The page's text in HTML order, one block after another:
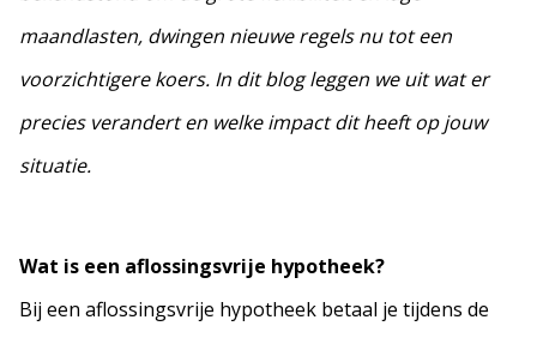
maandlasten, dwingen nieuwe regels nu tot een
voorzichtigere koers. In dit blog leggen we uit wat er
precies verandert en welke impact dit heeft op jouw
situatie.
Wat is een aflossingsvrije hypotheek?
Bij een aflossingsvrije hypotheek betaal je tijdens de